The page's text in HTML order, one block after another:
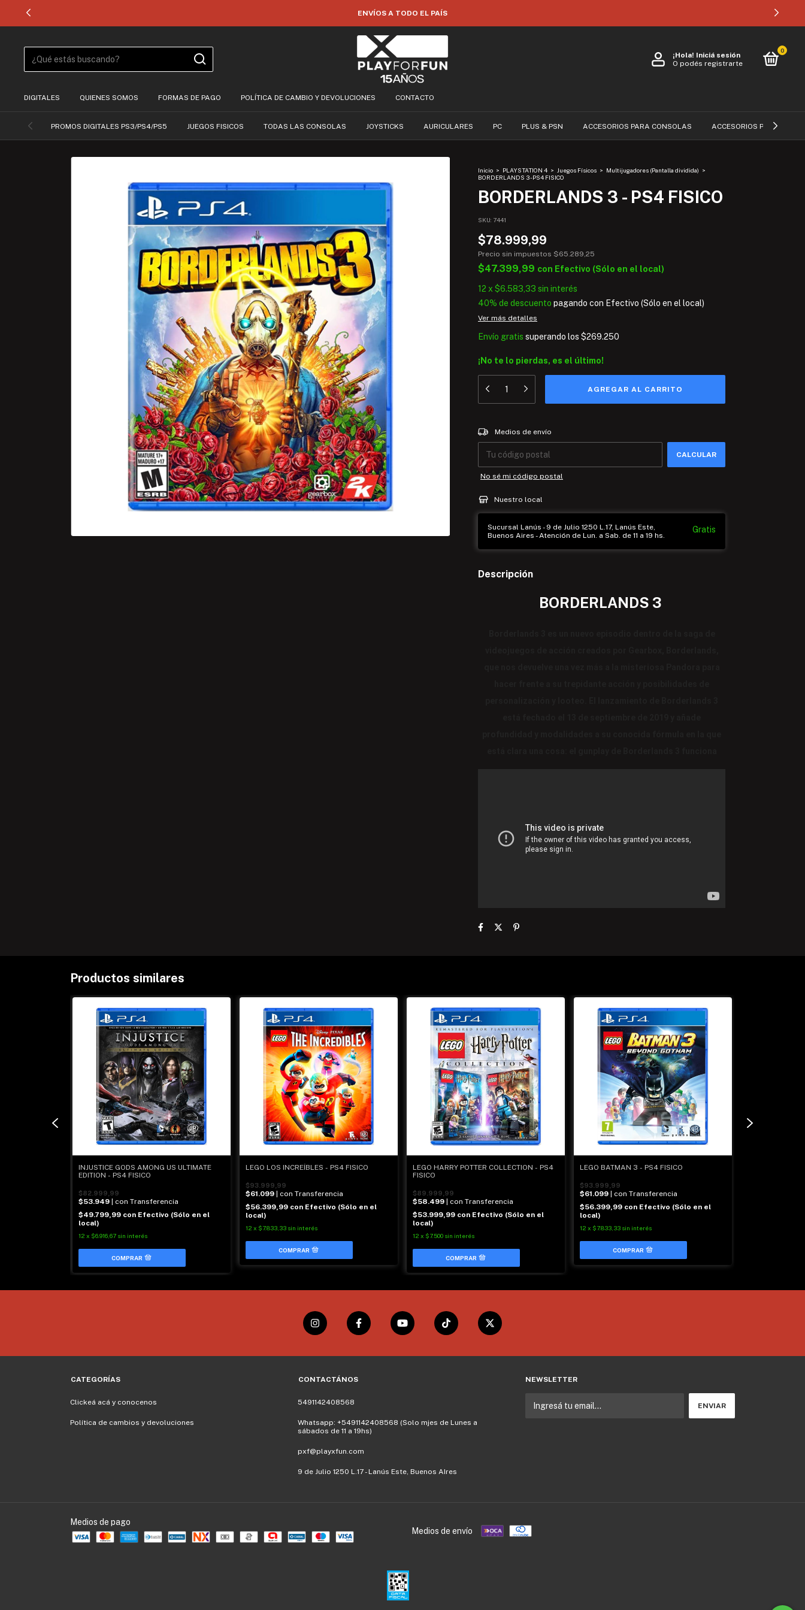
¡Hola! Iniciá sesión
O podés registrarte
0
DIGITALES QUIENES SOMOS FORMAS DE PAGO POLÍTICA DE CAMBIO Y DEVOLUCIONES CONTACTO
PROMOS DIGITALES PS3/PS4/PS5 JUEGOS FISICOS TODAS LAS CONSOLAS JOYSTICKS AURICULARES PC PLUS & PSN ACCESORIOS PARA CONSOLAS ACCESORIOS PARA
Inicio > PLAYSTATION 4 > Juegos Físicos > Multijugadores (Pantalla dividida) >
BORDERLANDS 3 - PS4 FISICO
BORDERLANDS 3 - PS4 FISICO
SKU: 7441
$78.999,99
Precio sin impuestos $65.289,25
$47.399,99 con Efectivo (Sólo en el local)
12 x $6.583,33 sin interés
40% de descuento pagando con Efectivo (Sólo en el local)
Ver más detalles
Envío gratis superando los $269.250
¡No te lo pierdas, es el último!
Entregas para el CP:
Medios de envío
CALCULAR
No sé mi código postal
Nuestro local
Sucursal Lanús - 9 de Julio 1250 L.17, Lanús Este,
Buenos Aires - Atención de Lun. a Sab. de 11 a 19 hs.
Gratis
Descripción
BORDERLANDS 3
Productos similares
INJUSTICE GODS AMONG US ULTIMATE
EDITION - PS4 FISICO
$82.999,99
$53.949
| con Transferencia
$49.799,99 con Efectivo (Sólo en el
local)
12 x $6.916,67 sin interés
LEGO LOS INCREÍBLES - PS4 FISICO
$93.999,99
$61.099
| con Transferencia
$56.399,99 con Efectivo (Sólo en el
local)
12 x $7.833,33 sin interés
LEGO HARRY POTTER COLLECTION - PS4
FISICO
$89.999,99
$58.499
| con Transferencia
$53.999,99 con Efectivo (Sólo en el
local)
12 x $7.500 sin interés
LEGO BATMAN 3 - PS4 FISICO
$93.999,99
$61.099
| con Transferencia
$56.399,99 con Efectivo (Sólo en el
local)
12 x $7.833,33 sin interés
CATEGORÍAS
Clickeá acá y conocenos
Política de cambios y devoluciones
CONTACTÁNOS
5491142408568
Whatsapp: +5491142408568 (Solo mjes de Lunes a
sábados de 11 a 19hs)
pxf@playxfun.com
9 de Julio 1250 L.17 - Lanús Este, Buenos AIres
NEWSLETTER
Medios de pago
Medios de envío